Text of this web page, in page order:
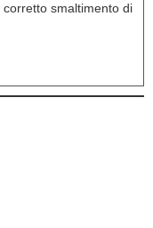
smaltimento di